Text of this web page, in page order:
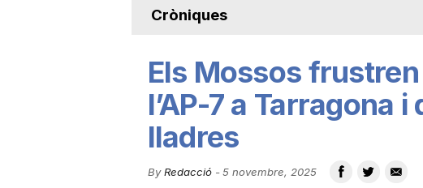
u
Cròniques
Els Mossos
l’AP-7 a Tarragona
lladres
By Redacció- 5 novembre, 2025